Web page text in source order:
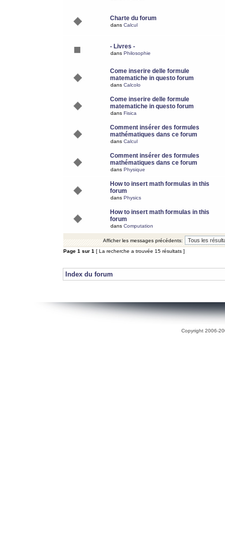
Charte du forum
dans Calcul
- Livres -
dans Philosophie
Come inserire delle formule
matematiche in questo forum
dans Calcolo
Come inserire delle formule
matematiche in questo forum
dans Fisica
Comment insérer des formules
mathématiques dans ce forum
dans Calcul
Comment insérer des formules
mathématiques dans ce forum
dans Physique
How to insert math formulas in this
forum
dans Physics
How to insert math formulas in this
forum
dans Computation
Afficher les messages précédents:
Page 1 sur 1 [ La recherche a trouvée 15 résultats ]
Index du forum
Copyright 2006-